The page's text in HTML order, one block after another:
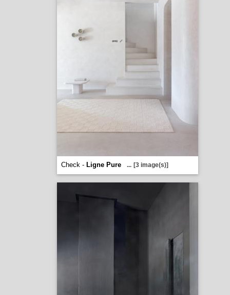
Check - Ligne Pure ... [3 image(s)]